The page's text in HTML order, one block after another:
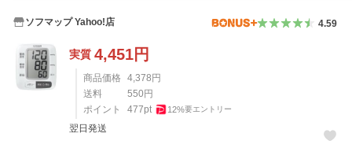
ソフマップ Yahoo!店 4.59
実質 4,451円
商品価格 4,378円
送料
550円
ポイント
477pt 12%要エントリー
翌日発送